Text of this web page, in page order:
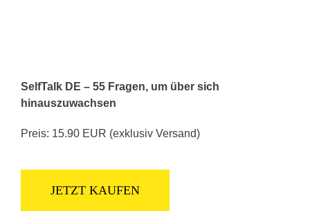
SelfTalk DE – 55 Fragen, um über sich
hinauszuwachsen
Preis: 15.90 EUR (exklusiv Versand)
JETZT KAUFEN